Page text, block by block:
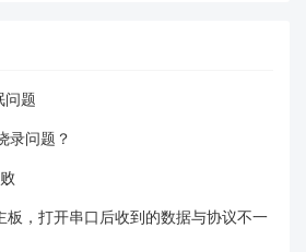
问题
录问题？
板，打开串口后收到的数据与协议不一